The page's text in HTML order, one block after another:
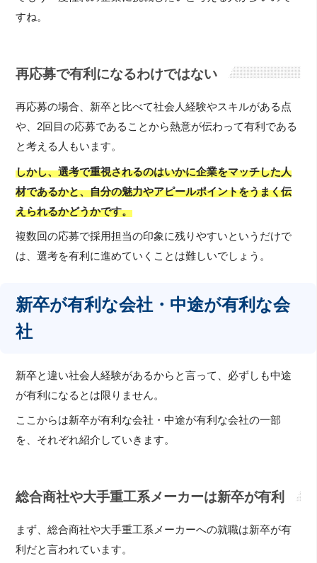
すね。
再応募で有利になるわけではない
再応募の場合、新卒と比べて社会人経験やスキルがある点
や、2回目の応募であることから熱意が伝わって有利である
と考える人もいます。
しかし、選考で重視されるのはいかに企業をマッチした人
材であるかと、自分の魅力やアピールポイントをうまく伝
えられるかどうかです。
複数回の応募で採用担当の印象に残りやすいというだけで
は、選考を有利に進めていくことは難しいでしょう。
新卒が有利な会社・中途が有利な会
社
新卒と違い社会人経験があるからと言って、必ずしも中途
が有利になるとは限りません。
ここからは新卒が有利な会社・中途が有利な会社の一部
を、それぞれ紹介していきます。
総合商社や大手重工系メーカーは新卒が有利
まず、総合商社や大手重工系メーカーへの就職は新卒が有
利だと言われています。